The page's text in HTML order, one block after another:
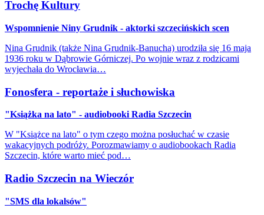
Trochę Kultury
Wspomnienie Niny Grudnik - aktorki szczecińskich scen
Nina Grudnik (także Nina Grudnik-Banucha) urodziła się 16 maja
1936 roku w Dąbrowie Górniczej. Po wojnie wraz z rodzicami
wyjechała do Wrocławia…
Fonosfera - reportaże i słuchowiska
"Książka na lato" - audiobooki Radia Szczecin
W "Książce na lato" o tym czego można posłuchać w czasie
wakacyjnych podróży. Porozmawiamy o audiobookach Radia
Szczecin, które warto mieć pod…
Radio Szczecin na Wieczór
"SMS dla lokalsów"